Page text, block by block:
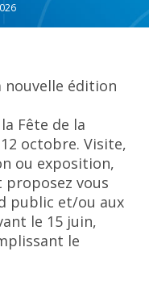
nouvelle édition
Fête de la
octobre. Visite,
ou exposition,
vous
public et/ou aux
le 15 juin,
le